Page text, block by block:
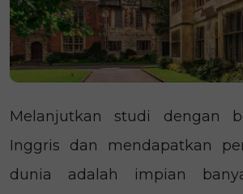
Melanjutkan studi dengan
Inggris dan mendapatkan
dunia adalah impian